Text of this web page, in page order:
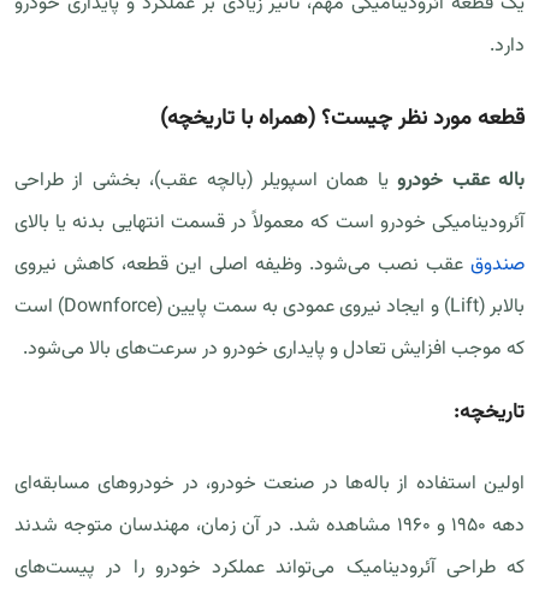
دارد.
قطعه مورد نظر چیست؟ (همراه با تاریخچه)
باله عقب خودرویا همان اسپویلر (بالچه عقب)، بخشی از طراحی
آئرودینامیکی خودرو است که معمولاً در قسمت انتهایی بدنه یا بالای
صندوق عقب نصب می‌شود. وظیفه اصلی این قطعه، کاهش نیروی
بالابر (Lift) و ایجاد نیروی عمودی به سمت پایین (Downforce) است
که موجب افزایش تعادل و پایداری خودرو در سرعت‌های بالا می‌شود.
تاریخچه:
اولین استفاده از باله‌ها در صنعت خودرو، در خودروهای مسابقه‌ای
دهه 1950 و 1960 مشاهده شد. در آن زمان، مهندسان متوجه شدند
که طراحی آئرودینامیک می‌تواند عملکرد خودرو را در پیست‌های